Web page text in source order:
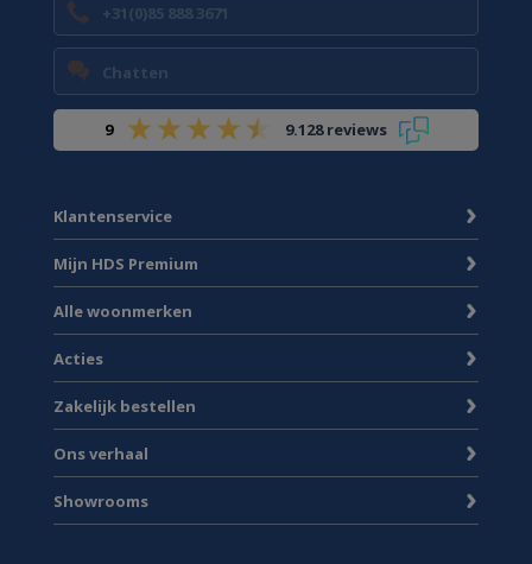
+31(0)85 888 3671
Chatten
9 9.128 reviews
Klantenservice
Mijn HDS Premium
Alle woonmerken
Acties
Zakelijk bestellen
Ons verhaal
Showrooms